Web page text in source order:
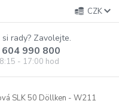
CZK
rady? Zavolejte.
990 800
- 17:00 hod
SLK 50 Döllken - W211